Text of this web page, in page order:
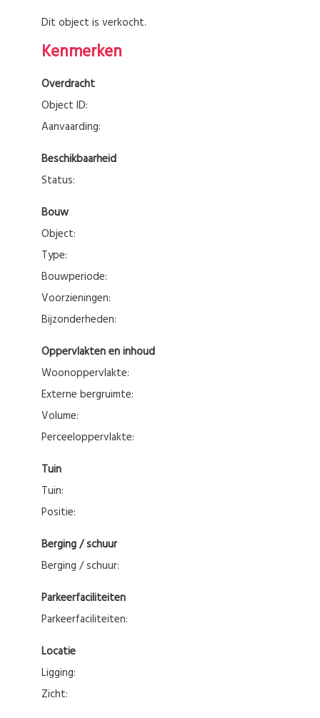
Dit object is verkocht.
Kenmerken
Overdracht
Object ID:
Aanvaarding:
Beschikbaarheid
Status:
Bouw
Object:
Type:
Bouwperiode:
Voorzieningen:
Bijzonderheden:
Oppervlakten en inhoud
Woonoppervlakte:
Externe bergruimte:
Volume:
Perceeloppervlakte:
Tuin
Tuin:
Positie:
Berging / schuur
Berging / schuur:
Parkeerfaciliteiten
Parkeerfaciliteiten:
Locatie
Ligging:
Zicht: